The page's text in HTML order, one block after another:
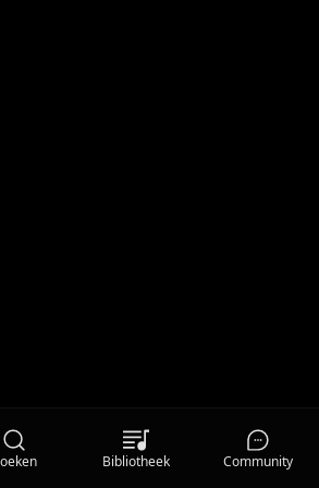
Bibliotheek Community